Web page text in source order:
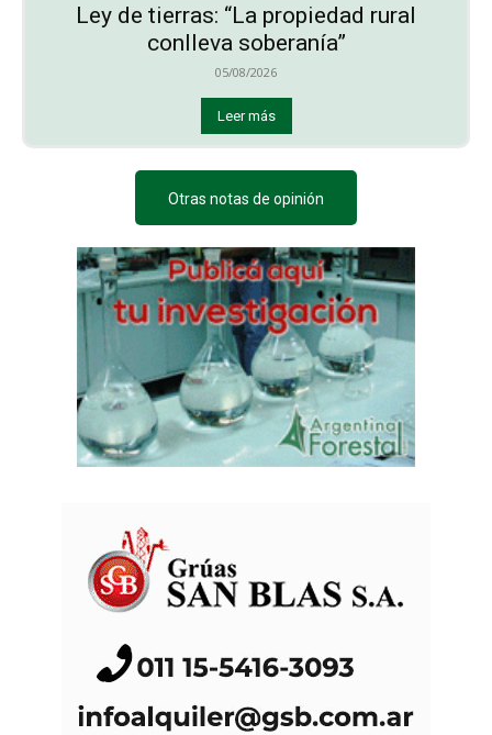
Ley de tierras: “La propiedad rural
conlleva soberanía”
05/08/2026
Leer más
Otras notas de opinión